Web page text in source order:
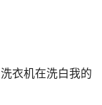
衣机在洗白我的